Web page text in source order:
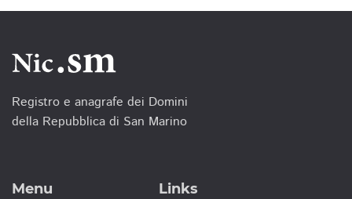
Registro e anagrafe dei Domini
della Repubblica di San Marino
Menu Links